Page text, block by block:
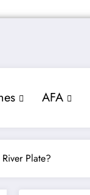
AFA
Plate?